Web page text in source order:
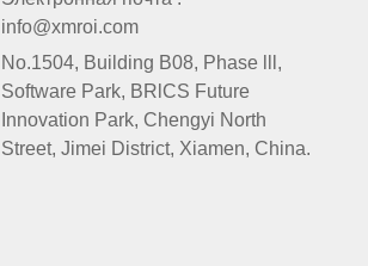
info@xmroi.com
No.1504, Building B08, Phase lll,
Software Park, BRlCS Future
Innovation Park, Chengyi North
Street, Jimei District, Xiamen, China.